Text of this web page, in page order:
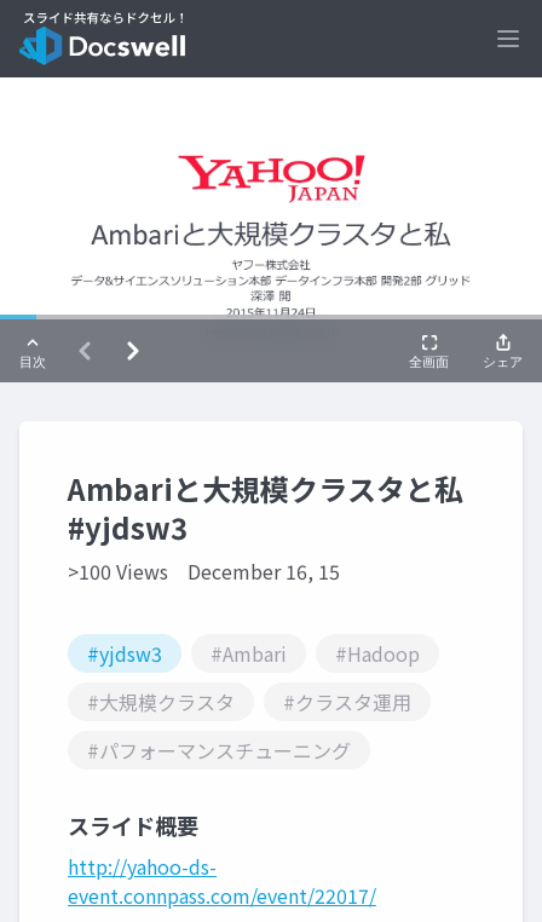
Ambariと大規模クラスタと私
#yjdsw3
>100 Views December 16, 15
#yjdsw3 #Ambari
#Hadoop
#大規模クラスタ
#クラスタ運用
#パフォーマンスチューニング
スライド概要
http://yahoo-ds-
event.connpass.com/event/22017/